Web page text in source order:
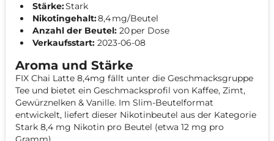
Stärke:Stark
Nikotingehalt:8,4 mg/Beutel
Anzahl der Beutel: 20 per Dose
Verkaufsstart: 2023-06-08
Aroma und Stärke
FIX Chai Latte 8,4mg fällt unter die Geschmacksgruppe
Tee und bietet ein Geschmacksprofil von Kaffee, Zimt,
Gewürznelken & Vanille. Im Slim-Beutelformat
entwickelt, liefert dieser Nikotinbeutel aus der Kategorie
Stark 8,4 mg Nikotin pro Beutel (etwa 12 mg pro